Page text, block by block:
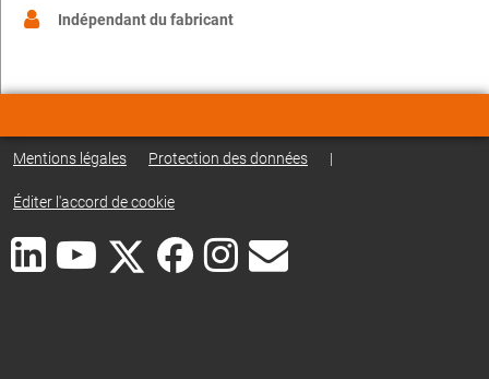
Indépendant du fabricant
Mentions légales Protection des données |
Éditer l'accord de cookie